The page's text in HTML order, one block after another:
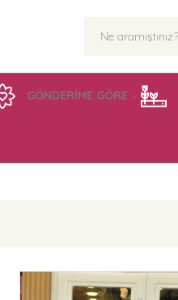
GÖNDERİME GÖRE